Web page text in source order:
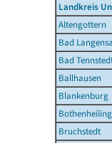
Landkreis
Altengottern
Bad
Bad
Ballhausen
Blankenburg
Bruchstedt